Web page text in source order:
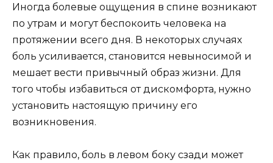
Иногда болевые ощущения в спине возникают
по утрам и могут беспокоить человека на
протяжении всего дня. В некоторых случаях
боль усиливается, становится невыносимой и
мешает вести привычный образ жизни. Для
того чтобы избавиться от дискомфорта, нужно
установить настоящую причину его
возникновения.
Как правило, боль в левом боку сзади может